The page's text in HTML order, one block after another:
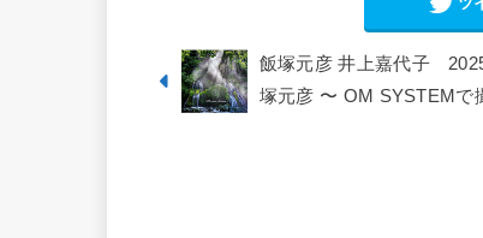
飯塚元彦 井上嘉代子
塚元彦 〜 OM SYSTEMで